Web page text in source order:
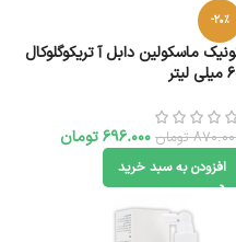
-20%
ماسکولین دابل آ تریکوگلوکال
تومان 696.000تومان
افزودن به سبد خرید